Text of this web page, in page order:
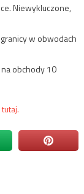
Niewykluczone,
w obwodach
na obchody 10
tutaj.